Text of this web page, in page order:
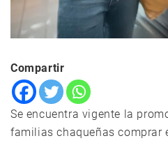
Compartir
Se encuentra vigente la
familias chaqueñas comprar